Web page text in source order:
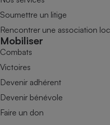
Soumettre un litige
Rencontrer une association
Mobiliser
Combats
Victoires
Devenir adhérent
Devenir bénévole
Faire un don